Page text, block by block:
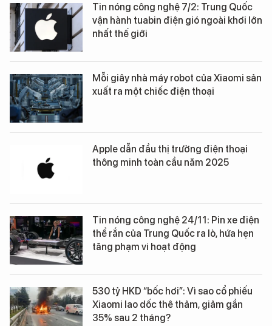
Tin nóng công nghệ 7/2: Trung Quốc
vận hành tuabin điện gió ngoài khơi lớn
nhất thế giới
Mỗi giây nhà máy robot của Xiaomi sản
xuất ra một chiếc điện thoại
Apple dẫn đầu thị trường điện thoại
thông minh toàn cầu năm 2025
Tin nóng công nghệ 24/11: Pin xe điện
thể rắn của Trung Quốc ra lò, hứa hẹn
tăng phạm vi hoạt động
530 tỷ HKD “bốc hơi”: Vì sao cổ phiếu
Xiaomi lao dốc thê thảm, giảm gần
35% sau 2 tháng?